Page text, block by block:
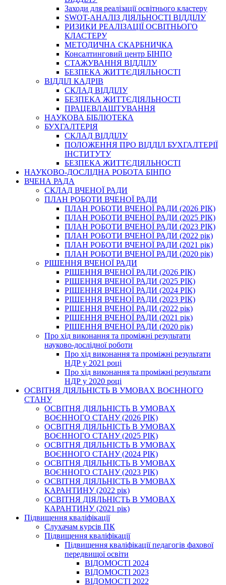
Заходи для реалізації освітнього кластеру
SWOT-АНАЛІЗ ДІЯЛЬНОСТІ ВІДДІЛУ
РИЗИКИ РЕАЛІЗАЦІЇ ОСВІТНЬОГО
КЛАСТЕРУ
МЕТОДИЧНА СКАРБНИЧКА
Консалтинговий центр БІНПО
СТАЖУВАННЯ ВІДДІЛУ
БЕЗПЕКА ЖИТТЄДІЯЛЬНОСТІ
ВІДДІЛ КАДРІВ
СКЛАД ВІДДІЛУ
БЕЗПЕКА ЖИТТЄДІЯЛЬНОСТІ
ПРАЦЕВЛАШТУВАННЯ
НАУКОВА БІБЛІОТЕКА
БУХГАЛТЕРІЯ
СКЛАД ВІДДІЛУ
ПОЛОЖЕННЯ ПРО ВІДДІЛ БУХГАЛТЕРІЇ
ІНСТИТУТУ
БЕЗПЕКА ЖИТТЄДІЯЛЬНОСТІ
НАУКОВО-ДОСЛІДНА РОБОТА БІНПО
ВЧЕНА РАДА
СКЛАД ВЧЕНОЇ РАДИ
ПЛАН РОБОТИ ВЧЕНОЇ РАДИ
ПЛАН РОБОТИ ВЧЕНОЇ РАДИ (2026 РІК)
ПЛАН РОБОТИ ВЧЕНОЇ РАДИ (2025 РІК)
ПЛАН РОБОТИ ВЧЕНОЇ РАДИ (2023 РІК)
ПЛАН РОБОТИ ВЧЕНОЇ РАДИ (2022 рік)
ПЛАН РОБОТИ ВЧЕНОЇ РАДИ (2021 рік)
ПЛАН РОБОТИ ВЧЕНОЇ РАДИ (2020 рік)
РІШЕННЯ ВЧЕНОЇ РАДИ
РІШЕННЯ ВЧЕНОЇ РАДИ (2026 РІК)
РІШЕННЯ ВЧЕНОЇ РАДИ (2025 РІК)
РІШЕННЯ ВЧЕНОЇ РАДИ (2024 РІК)
РІШЕННЯ ВЧЕНОЇ РАДИ (2023 РІК)
РІШЕННЯ ВЧЕНОЇ РАДИ (2022 рік)
РІШЕННЯ ВЧЕНОЇ РАДИ (2021 рік)
РІШЕННЯ ВЧЕНОЇ РАДИ (2020 рік)
Про хід виконання та проміжні результати
науково-дослідної роботи
Про хід виконання та проміжні результати
НДР у 2021 році
Про хід виконання та проміжні результати
НДР у 2020 році
ОСВІТНЯ ДІЯЛЬНІСТЬ В УМОВАХ ВОЄННОГО
СТАНУ
ОСВІТНЯ ДІЯЛЬНІСТЬ В УМОВАХ
ВОЄННОГО СТАНУ (2026 РІК)
ОСВІТНЯ ДІЯЛЬНІСТЬ В УМОВАХ
ВОЄННОГО СТАНУ (2025 РІК)
ОСВІТНЯ ДІЯЛЬНІСТЬ В УМОВАХ
ВОЄННОГО СТАНУ (2024 РІК)
ОСВІТНЯ ДІЯЛЬНІСТЬ В УМОВАХ
ВОЄННОГО СТАНУ (2023 РІК)
ОСВІТНЯ ДІЯЛЬНІСТЬ В УМОВАХ
КАРАНТИНУ (2022 рік)
ОСВІТНЯ ДІЯЛЬНІСТЬ В УМОВАХ
КАРАНТИНУ (2021 рік)
Підвищення кваліфікації
Слухачам курсів ПК
Підвищення кваліфікації
Підвищення кваліфікації педагогів фахової
передвищої освіти
ВІДОМОСТІ 2024
ВІДОМОСТІ 2023
ВІДОМОСТІ 2022